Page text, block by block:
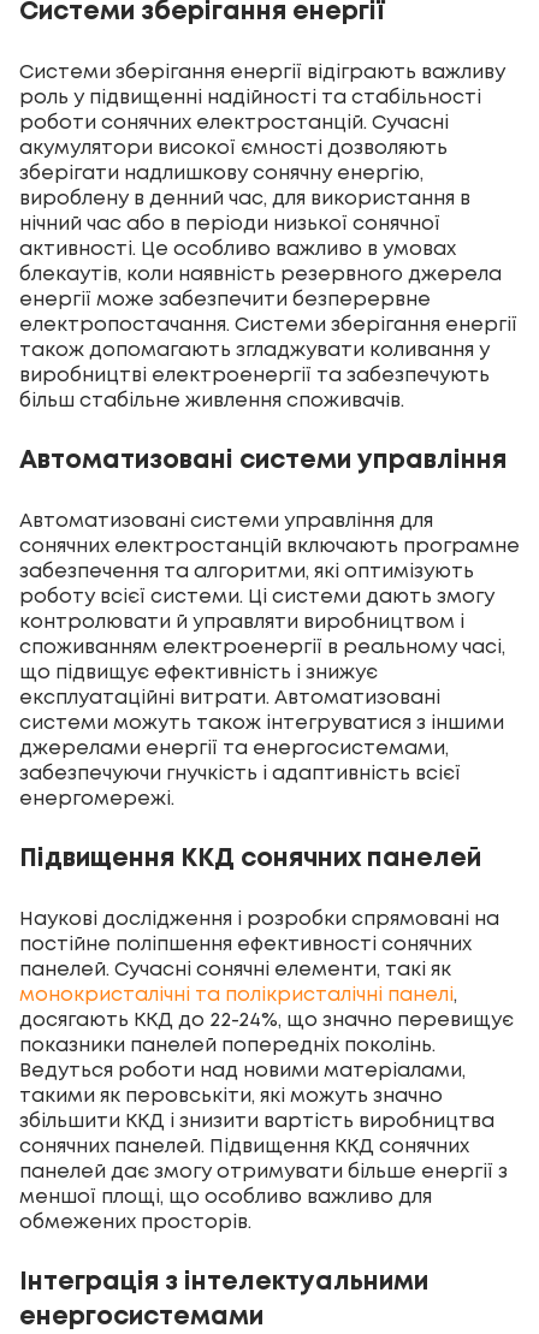
Системи зберігання енергії
Системи зберігання енергії відіграють важливу
роль у підвищенні надійності та стабільності
роботи сонячних електростанцій. Сучасні
акумулятори високої ємності дозволяють
зберігати надлишкову сонячну енергію,
вироблену в денний час, для використання в
нічний час або в періоди низької сонячної
активності. Це особливо важливо в умовах
блекаутів, коли наявність резервного джерела
енергії може забезпечити безперервне
електропостачання. Системи зберігання енергії
також допомагають згладжувати коливання у
виробництві електроенергії та забезпечують
більш стабільне живлення споживачів.
Автоматизовані системи управління
Автоматизовані системи управління для
сонячних електростанцій включають програмне
забезпечення та алгоритми, які оптимізують
роботу всієї системи. Ці системи дають змогу
контролювати й управляти виробництвом і
споживанням електроенергії в реальному часі,
що підвищує ефективність і знижує
експлуатаційні витрати. Автоматизовані
системи можуть також інтегруватися з іншими
джерелами енергії та енергосистемами,
забезпечуючи гнучкість і адаптивність всієї
енергомережі.
Підвищення ККД сонячних панелей
Наукові дослідження і розробки спрямовані на
постійне поліпшення ефективності сонячних
панелей. Сучасні сонячні елементи, такі як
монокристалічні та полікристалічні панелі,
досягають ККД до 22-24%, що значно перевищує
показники панелей попередніх поколінь.
Ведуться роботи над новими матеріалами,
такими як перовськіти, які можуть значно
збільшити ККД і знизити вартість виробництва
сонячних панелей. Підвищення ККД сонячних
панелей дає змогу отримувати більше енергії з
меншої площі, що особливо важливо для
обмежених просторів.
Інтеграція з інтелектуальними
енергосистемами